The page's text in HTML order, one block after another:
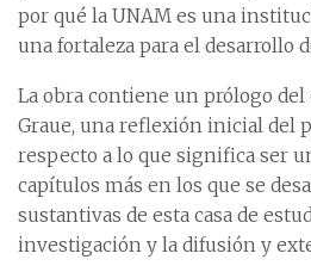
por qué la UNAM es una
una fortaleza para el desarrollo
La obra contiene un prólogo
Graue, una reflexión inicial del
respecto a lo que significa ser
capítulos más en los que se
sustantivas de esta casa de
investigación y la difusión y